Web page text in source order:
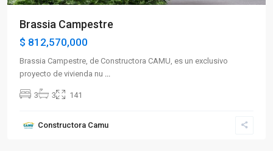
Brassia Campestre
$ 812,570,000
Brassia Campestre, de Constructora CAMU, es un exclusivo
proyecto de vivienda nu
3 3 141
Constructora Camu
Occidente,